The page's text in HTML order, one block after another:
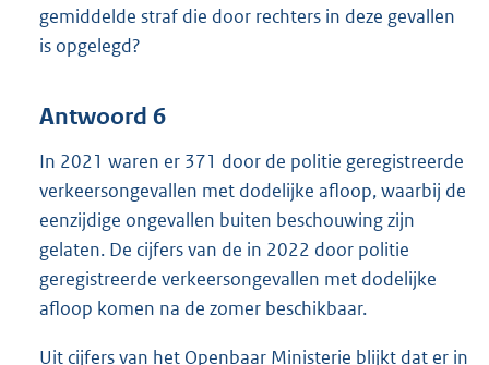
gemiddelde straf die door rechters in deze gevallen
is opgelegd?
Antwoord 6
In 2021 waren er 371 door de politie geregistreerde
verkeersongevallen met dodelijke afloop, waarbij de
eenzijdige ongevallen buiten beschouwing zijn
gelaten. De cijfers van de in 2022 door politie
geregistreerde verkeersongevallen met dodelijke
afloop komen na de zomer beschikbaar.
Uit cijfers van het Openbaar Ministerie blijkt dat er in